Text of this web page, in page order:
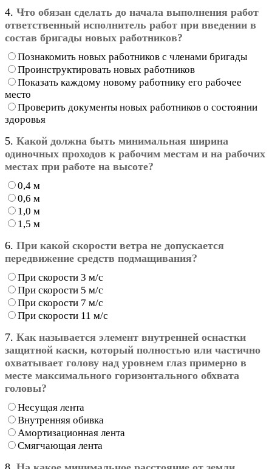
4. Что обязан сделать до начала выполнения работ
ответственный исполнитель работ при введении в
состав бригады новых работников?
Познакомить новых работников с членами бригады
Проинструктировать новых работников
Показать каждому новому работнику его рабочее
место
Проверить документы новых работников о состоянии
здоровья
5. Какой должна быть минимальная ширина
одиночных проходов к рабочим местам и на рабочих
местах при работе на высоте?
0,4 м
0,6 м
1,0 м
1,5 м
6. При какой скорости ветра не допускается
передвижение средств подмащивания?
При скорости 3 м/с
При скорости 5 м/с
При скорости 7 м/с
При скорости 11 м/с
7. Как называется элемент внутренней оснастки
защитной каски, который полностью или частично
охватывает голову над уровнем глаз примерно в
месте максимального горизонтального обхвата
головы?
Несущая лента
Внутренняя обивка
Амортизационная лента
Смягчающая лента